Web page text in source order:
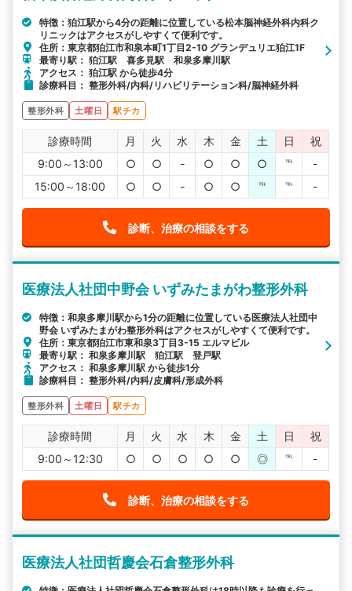
特徴：狛江駅から4分の距離に位置している松本脳神経外科内科ク
リニックはアクセスがしやすくて便利です。
住所：東京都狛江市和泉本町1丁目2-10 グランデュリエ狛江1F
最寄り駅： 狛江駅 喜多見駅 和泉多摩川駅
アクセス： 狛江駅 から徒歩4分
診療科目： 整形外科/内科/リハビリテーション科/脳神経外科
整形外科 土曜日 駅チカ
診療時間 月 火 水 木 金 土 日
祝
9:00～13:00
○ ○ - ○ ○ ○ ℡
-
15:00～18:00
○ ○ - ○ ○ ℡ ℡ -
診断、治療の相談をする
医療法人社団中野会 いずみたまがわ整形外科
特徴：和泉多摩川駅から1分の距離に位置している医療法人社団中
野会 いずみたまがわ整形外科はアクセスがしやすくて便利です。
住所：東京都狛江市東和泉3丁目3-15 エルマビル
最寄り駅： 和泉多摩川駅 狛江駅 登戸駅
アクセス： 和泉多摩川駅 から徒歩1分
診療科目： 整形外科/内科/皮膚科/形成外科
整形外科 土曜日 駅チカ
診療時間 月 火 水 木 金 土 日
祝
9:00～12:30
○ ○ ○ ○ ○ ◎ ℡ -
診断、治療の相談をする
医療法人社団哲慶会石倉整形外科